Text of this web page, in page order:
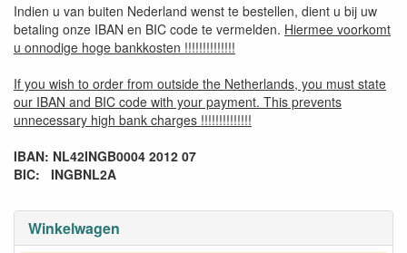
Winkelwagen
Indien u van buiten Nederland wenst te bestellen, dient u bij uw
betaling onze IBAN en BIC code te vermelden. Hiermee voorkomt
u onnodige hoge bankkosten !!!!!!!!!!!!!!
If you wish to order from outside the Netherlands, you must state
our IBAN and BIC code with your payment. This prevents
unnecessary high bank charges !!!!!!!!!!!!!!
IBAN: NL42INGB0004 2012 07
BIC: INGBNL2A